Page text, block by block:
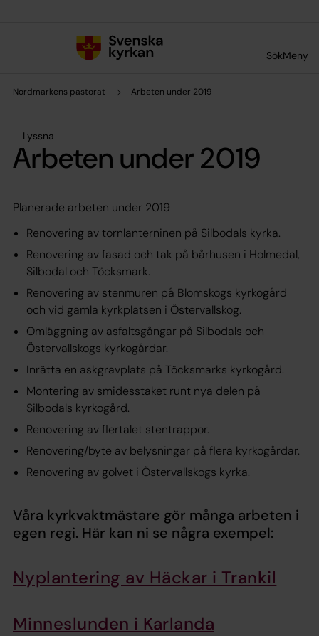
SökMeny
Nordmarkens pastorat Arbeten under 2019
Lyssna
Arbeten under 2019
Planerade arbeten under 2019
Renovering av tornlanterninen på Silbodals kyrka.
Renovering av fasad och tak på bårhusen i Holmedal,
Silbodal och Töcksmark.
Renovering av stenmuren på Blomskogs kyrkogård
och vid gamla kyrkplatsen i Östervallskog.
Omläggning av asfaltsgångar på Silbodals och
Östervallskogs kyrkogårdar.
Inrätta en askgravplats på Töcksmarks kyrkogård.
Montering av smidesstaket runt nya delen på
Silbodals kyrkogård.
Renovering av flertalet stentrappor.
Renovering/byte av belysningar på flera kyrkogårdar.
Renovering av golvet i Östervallskogs kyrka.
Våra kyrkvaktmästare gör många arbeten i
egen regi. Här kan ni se några exempel:
Nyplantering av Häckar i Trankil
Minneslunden i Karlanda